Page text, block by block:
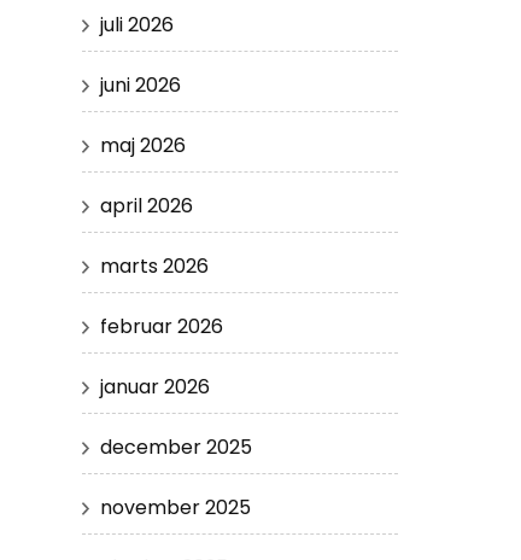
juli 2026
juni 2026
maj 2026
april 2026
marts 2026
februar 2026
januar 2026
december 2025
november 2025